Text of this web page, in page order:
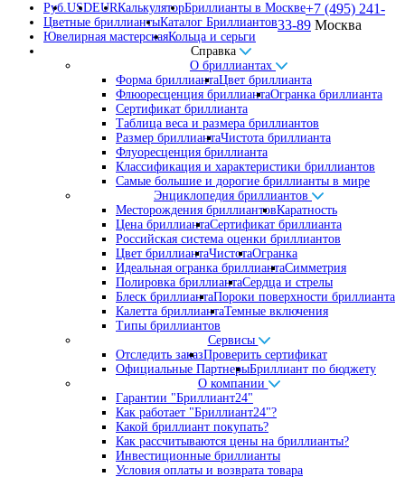
Руб.USDEURКалькуляторБриллианты в Москве
Цветные бриллиантыКаталог Бриллиантов
Ювелирная мастерскаяКольца и серьги
Справка
О бриллиантах
Форма бриллиантаЦвет бриллианта
Флюоресценция бриллиантаОгранка бриллианта
Сертификат бриллианта
Таблица веса и размера бриллиантов
Размер бриллиантаЧистота бриллианта
Флуоресценция бриллианта
Классификация и характеристики бриллиантов
Самые большие и дорогие бриллианты в мире
Энциклопедия бриллиантов
Месторождения бриллиантовКаратность
Цена бриллиантаСертификат бриллианта
Российская система оценки бриллиантов
Цвет бриллиантаЧистотаОгранка
Идеальная огранка бриллиантаСимметрия
Полировка бриллиантаСердца и стрелы
Блеск бриллиантаПороки поверхности бриллианта
Калетта бриллиантаТемные включения
Типы бриллиантов
Сервисы
Отследить заказПроверить сертификат
Официальные ПартнерыБриллиант по бюджету
О компании
Гарантии "Бриллиант24"
Как работает "Бриллиант24"?
Какой бриллиант покупать?
Как рассчитываются цены на бриллианты?
Инвестиционные бриллианты
Условия оплаты и возврата товара
+7 (495) 241-
33-89 Москва